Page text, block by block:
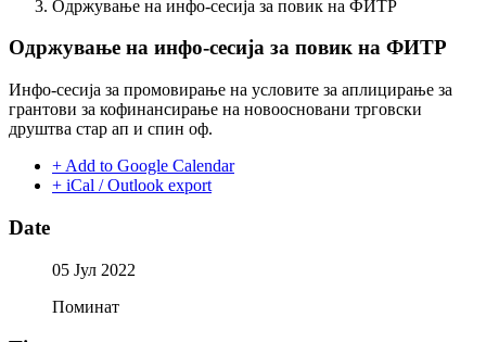
Одржување на инфо-сесија за повик на ФИТР
Одржување на инфо-сесија за повик на ФИТР
Инфо-сесија за промовирање на условите за аплицирање за
грантови за кофинансирање на новоосновани трговски
друштва стар ап и спин оф.
+ Add to Google Calendar
+ iCal / Outlook export
Date
05 Јул 2022
Поминат